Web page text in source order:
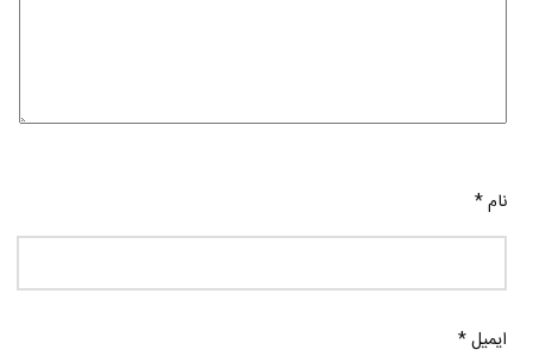
نام*
ایمیل*